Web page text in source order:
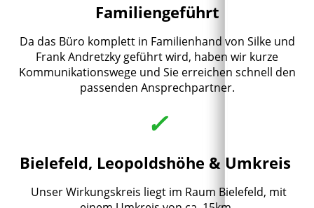
Familiengeführt
Da das Büro komplett in Familienhand von Silke und
Frank Andretzky geführt wird, haben wir kurze
Kommunikationswege und Sie erreichen schnell den
passenden Ansprechpartner.
✓
Bielefeld, Leopoldshöhe & Umkreis
Unser Wirkungskreis liegt im Raum Bielefeld, mit